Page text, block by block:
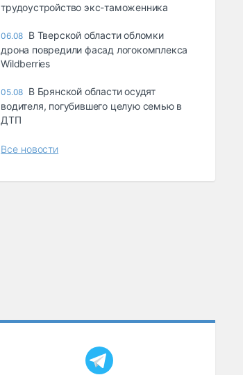
трудоустройство экс-таможенника
06.08 В Тверской области обломки
дрона повредили фасад логокомплекса
Wildberries
05.08 В Брянской области осудят
водителя, погубившего целую семью в
ДТП
Все новости